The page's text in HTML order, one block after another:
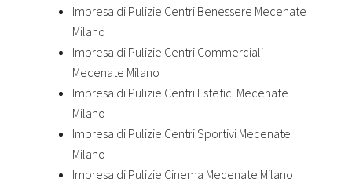
Impresa di Pulizie Centri Benessere Mecenate
Milano
Impresa di Pulizie Centri Commerciali
Mecenate Milano
Impresa di Pulizie Centri Estetici Mecenate
Milano
Impresa di Pulizie Centri Sportivi Mecenate
Milano
Impresa di Pulizie Cinema Mecenate Milano